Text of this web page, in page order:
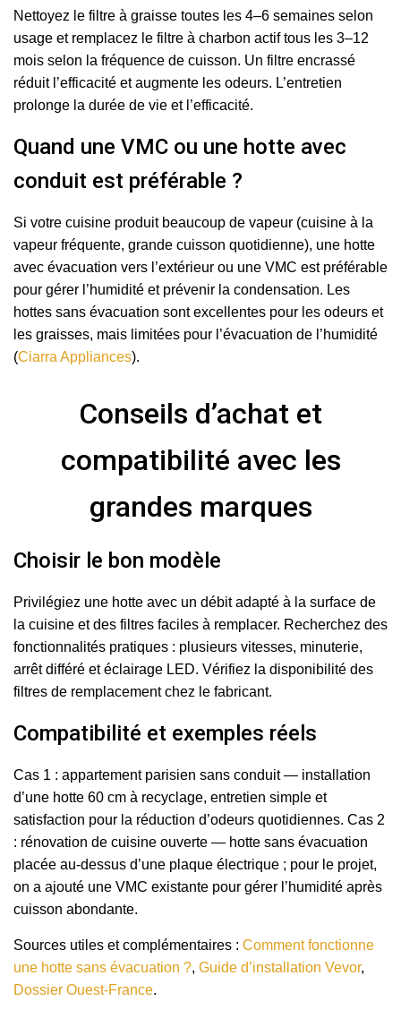
Nettoyez le filtre à graisse toutes les 4–6 semaines selon
usage et remplacez le filtre à charbon actif tous les 3–12
mois selon la fréquence de cuisson. Un filtre encrassé
réduit l’efficacité et augmente les odeurs. L’entretien
prolonge la durée de vie et l’efficacité.
Quand une VMC ou une hotte avec
conduit est préférable ?
Si votre cuisine produit beaucoup de vapeur (cuisine à la
vapeur fréquente, grande cuisson quotidienne), une hotte
avec évacuation vers l’extérieur ou une VMC est préférable
pour gérer l’humidité et prévenir la condensation. Les
hottes sans évacuation sont excellentes pour les odeurs et
les graisses, mais limitées pour l’évacuation de l’humidité
(Ciarra Appliances).
Conseils d’achat et
compatibilité avec les
grandes marques
Choisir le bon modèle
Privilégiez une hotte avec un débit adapté à la surface de
la cuisine et des filtres faciles à remplacer. Recherchez des
fonctionnalités pratiques : plusieurs vitesses, minuterie,
arrêt différé et éclairage LED. Vérifiez la disponibilité des
filtres de remplacement chez le fabricant.
Compatibilité et exemples réels
Cas 1 : appartement parisien sans conduit — installation
d’une hotte 60 cm à recyclage, entretien simple et
satisfaction pour la réduction d’odeurs quotidiennes. Cas 2
: rénovation de cuisine ouverte — hotte sans évacuation
placée au-dessus d’une plaque électrique ; pour le projet,
on a ajouté une VMC existante pour gérer l’humidité après
cuisson abondante.
Sources utiles et complémentaires :Comment fonctionne
une hotte sans évacuation ?,Guide d’installation Vevor,
Dossier Ouest-France.